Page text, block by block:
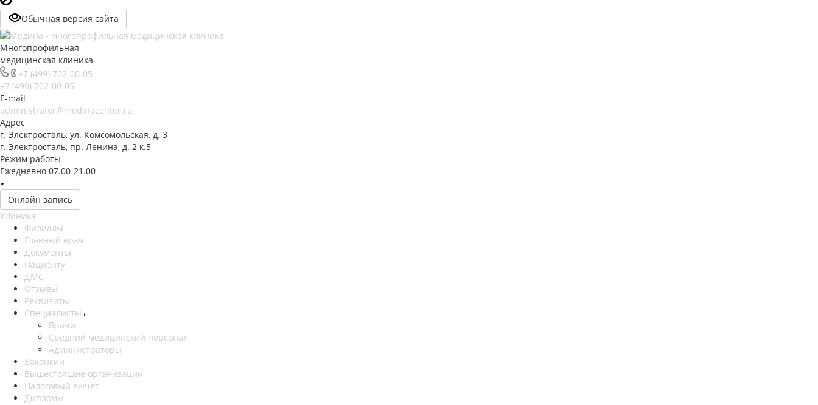
Обычная версия сайта
Многопрофильная
медицинская клиника
+7 (499) 702-00-05
+7 (499) 702-00-05
E-mail
administrator@medinacenter.ru
Адрес
г. Электросталь, ул. Комсомольская, д. 3
г. Электросталь, пр. Ленина, д. 2 к.5
Режим работы
Ежедневно 07.00-21.00
Онлайн запись
Клиника
Филиалы
Главный врач
Документы
Пациенту
ДМС
Отзывы
Реквизиты
Специалисты
Врачи
Средний медицинский персонал
Администраторы
Вакансии
Вышестоящие организации
Налоговый вычет
Дипломы